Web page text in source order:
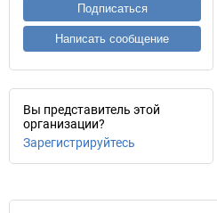
Подписаться
Написать сообщение
Вы представитель этой
организации?
Зарегистрируйтесь